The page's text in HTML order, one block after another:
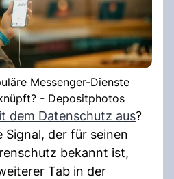
Messenger-Dienste
- Depositphotos
dem Datenschutz aus?
Signal, der für seinen
bekannt ist,
Tab in der